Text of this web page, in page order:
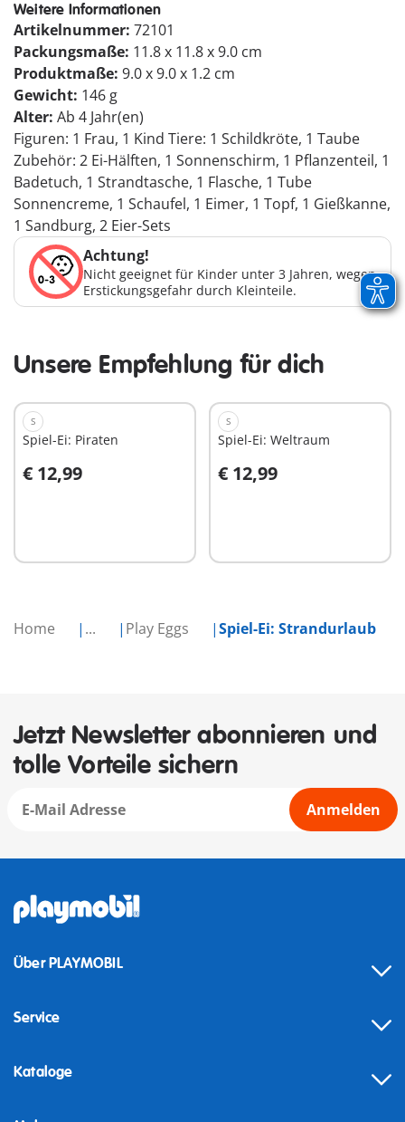
Home ... Play Eggs Spiel-Ei: Strandurlaub
Weitere Informationen
Artikelnummer: 72101
Packungsmaße: 11.8 x 11.8 x 9.0 cm
Produktmaße: 9.0 x 9.0 x 1.2 cm
Gewicht: 146 g
Alter: Ab 4 Jahr(en)
Figuren: 1 Frau, 1 Kind Tiere: 1 Schildkröte, 1 Taube
Zubehör: 2 Ei-Hälften, 1 Sonnenschirm, 1 Pflanzenteil, 1
Badetuch, 1 Strandtasche, 1 Flasche, 1 Tube
Sonnencreme, 1 Schaufel, 1 Eimer, 1 Topf, 1 Gießkanne,
1 Sandburg, 2 Eier-Sets
Achtung!
Nicht geeignet für Kinder unter 3 Jahren, wegen
Erstickungsgefahr durch Kleinteile.
Unsere Empfehlung für dich
S
Spiel-Ei: Piraten
€ 12,99
In den Warenkorb
S
Spiel-Ei: Weltraum
€ 12,99
In den Warenkorb
Jetzt Newsletter abonnieren und
tolle Vorteile sichern
Anmelden
Über PLAYMOBIL
Service
Kataloge